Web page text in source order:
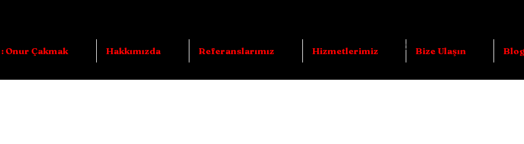
Onur Çakmak Hakkımızda Referanslarımız Hizmetlerimiz Bize Ulaşın